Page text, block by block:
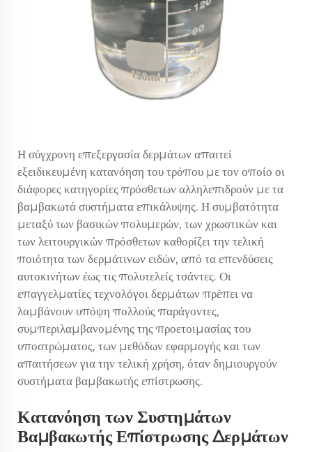
Η σύγχρονη επεξεργασία δερμάτων απαιτεί
εξειδικευμένη κατανόηση του τρόπου με τον οποίο οι
διάφορες κατηγορίες πρόσθετων αλληλεπιδρούν με τα
βαμβακωτά συστήματα επικάλυψης. Η συμβατότητα
μεταξύ των βασικών πολυμερών, των χρωστικών και
των λειτουργικών πρόσθετων καθορίζει την τελική
ποιότητα των δερμάτινων ειδών, από τα επενδύσεις
αυτοκινήτων έως τις πολυτελείς τσάντες. Οι
επαγγελματίες τεχνολόγοι δερμάτων πρέπει να
λαμβάνουν υπόψη πολλούς παράγοντες,
συμπεριλαμβανομένης της προετοιμασίας του
υποστρώματος, των μεθόδων εφαρμογής και των
απαιτήσεων για την τελική χρήση, όταν δημιουργούν
συστήματα βαμβακωτής επίστρωσης.
Κατανόηση των Συστημάτων
Βαμβακωτής Επίστρωσης Δερμάτων